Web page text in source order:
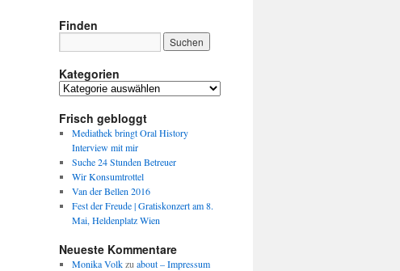
Finden
Kategorien
Kategorien
Frisch gebloggt
Mediathek bringt Oral History
Interview mit mir
Suche 24 Stunden Betreuer
Wir Konsumtrottel
Van der Bellen 2016
Fest der Freude | Gratiskonzert am 8.
Mai, Heldenplatz Wien
Neueste Kommentare
Monika Volkzu about – Impressum